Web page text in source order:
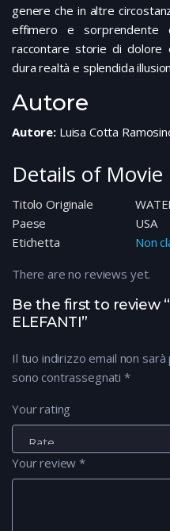
genere che in altre
effimero e
raccontare storie di
dura realtà e splendida
Autore
Autore:Luisa Cotta
Details of Movie
Titolo Originale
Paese
USA
Etichetta
Non
Be the first to review
ELEFANTI”
Il tuo indirizzo email non sarà
sono contrassegnati *
Your rating
Your review*
There are no reviews yet.